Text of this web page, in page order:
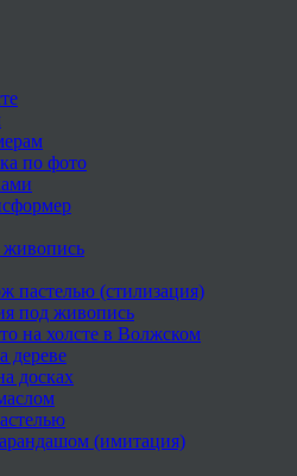
по фото
пастелью (стилизация)
под живопись
на холсте в Волжском
дереве
досках
(имитация)